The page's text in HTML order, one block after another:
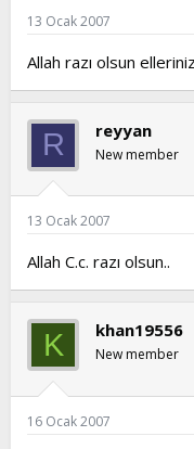
13 Ocak 2007
Allah razı olsun
R reyyan
New member
13 Ocak 2007
Allah C.c. razı olsun..
K khan19556
New member
16 Ocak 2007